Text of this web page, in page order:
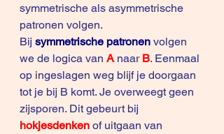
symmetrische als asymmetrische
patronen volgen.
Bij symmetrische patronen volgen
we de logica van A naar B. Eenmaal
op ingeslagen weg blijf je doorgaan
tot je bij B komt. Je overweegt geen
zijsporen. Dit gebeurt bij
hokjesdenken of uitgaan van